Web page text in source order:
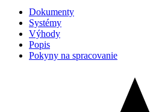
Dokumenty
Systémy
Výhody
Popis
Pokyny na spracovanie